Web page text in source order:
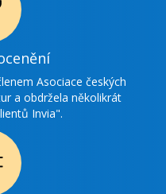
Asociace českých
a obdržela několikrát
Invia".